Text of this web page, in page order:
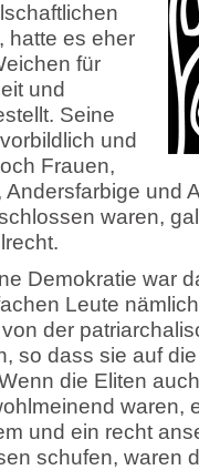
hatte es eher
für
und
Seine
und
Frauen,
und
waren,
Demokratie war
Leute
der
so dass sie auf
die Eliten
waren,
und ein recht
schufen, waren